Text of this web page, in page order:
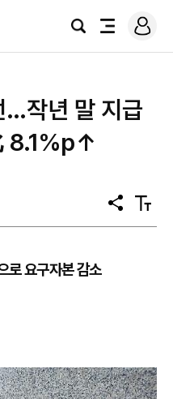
검
전
로
그
…작년 말 지급
8.1%p↑
공
유
텍
스
로 요구자본 감소